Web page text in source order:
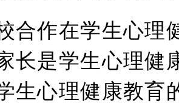
作在学生心理
长是学生心理健
生心理健康教育